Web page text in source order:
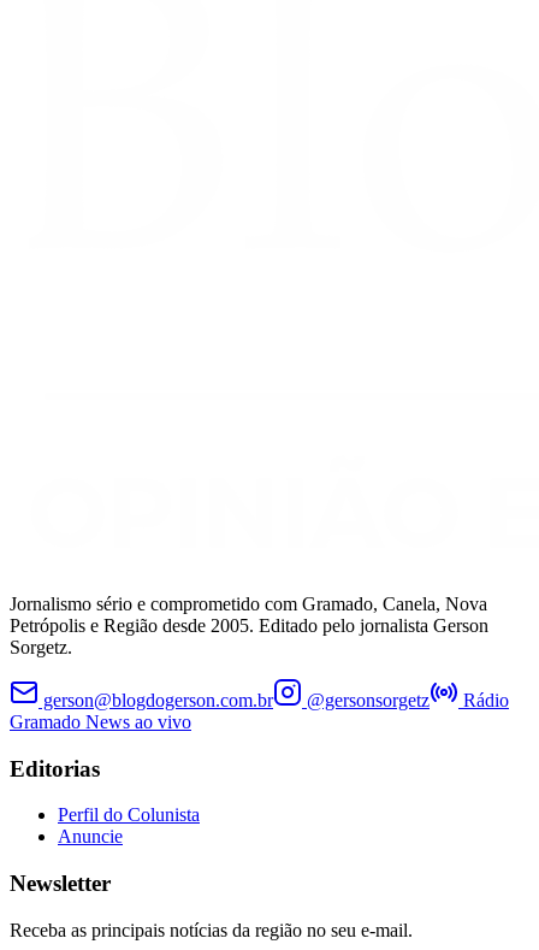
Jornalismo sério e comprometido com Gramado, Canela, Nova
Petrópolis e Região desde 2005. Editado pelo jornalista Gerson
Sorgetz.
gerson@blogdogerson.com.br @gersonsorgetz
Rádio
Gramado News ao vivo
Editorias
Perfil do Colunista
Anuncie
Newsletter
Receba as principais notícias da região no seu e-mail.